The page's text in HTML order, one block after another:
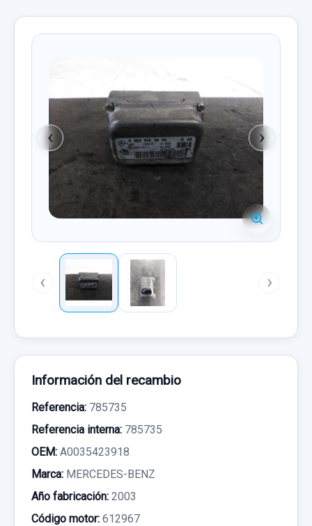
‹ ›
‹ ›
Información del recambio
Referencia: 785735
Referencia interna: 785735
OEM: A0035423918
Marca: MERCEDES-BENZ
Año fabricación: 2003
Código motor: 612967